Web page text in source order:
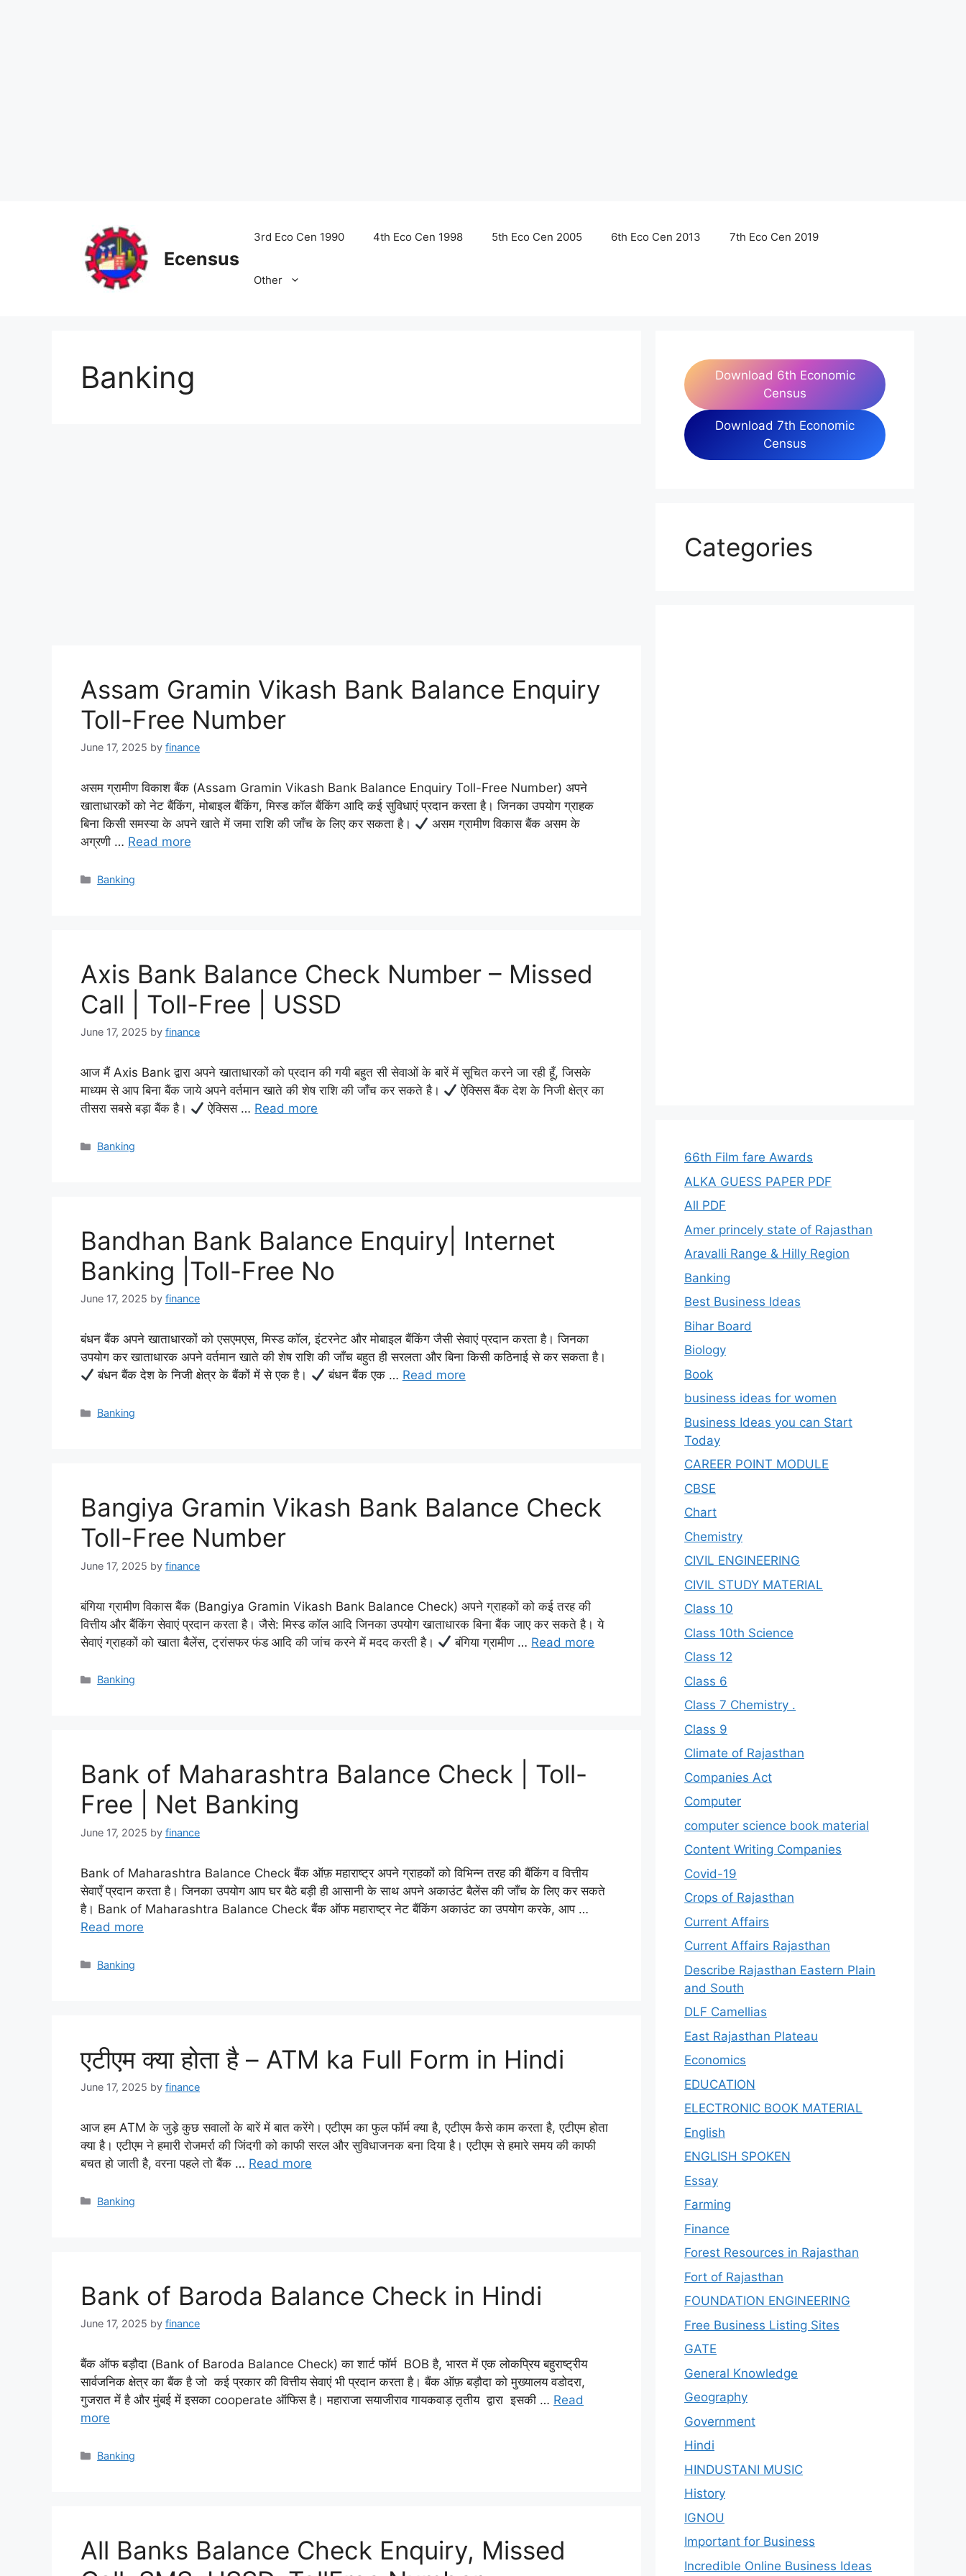
Ecensus
3rd Eco Cen 1990 4th Eco Cen 1998 5th Eco Cen 2005 6th Eco Cen 2013 7th Eco Cen 2019
Other
Banking
Assam Gramin Vikash Bank Balance Enquiry
Toll-Free Number
June 17, 2025 by finance
असम ग्रामीण विकाश बैंक (Assam Gramin Vikash Bank Balance Enquiry Toll-Free Number) अपने
खाताधारकों को नेट बैंकिंग, मोबाइल बैंकिंग, मिस्ड कॉल बैंकिंग आदि कई सुविधाएं प्रदान करता है। जिनका उपयोग ग्राहक
बिना किसी समस्या के अपने खाते में जमा राशि की जाँच के लिए कर सकता है।
असम ग्रामीण विकास बैंक असम के
अग्रणी … Read more
Categories
Banking
Axis Bank Balance Check Number – Missed
Call | Toll-Free | USSD
June 17, 2025 by finance
आज मैं Axis Bank द्वारा अपने खाताधारकों को प्रदान की गयी बहुत सी सेवाओं के बारें में सूचित करने जा रही हूँ, जिसके
माध्यम से आप बिना बैंक जाये अपने वर्तमान खाते की शेष राशि की जाँच कर सकते है।
ऐक्सिस बैंक देश के निजी क्षेत्र का
तीसरा सबसे बड़ा बैंक है।
ऐक्सिस … Read more
Categories
Banking
Bandhan Bank Balance Enquiry| Internet
Banking |Toll-Free No
June 17, 2025 by finance
बंधन बैंक अपने खाताधारकों को एसएमएस, मिस्ड कॉल, इंटरनेट और मोबाइल बैंकिंग जैसी सेवाएं प्रदान करता है। जिनका
उपयोग कर खाताधारक अपने वर्तमान खाते की शेष राशि की जाँच बहुत ही सरलता और बिना किसी कठिनाई से कर सकता है।
बंधन बैंक देश के निजी क्षेत्र के बैंकों में से एक है।
बंधन बैंक एक … Read more
Categories
Banking
Bangiya Gramin Vikash Bank Balance Check
Toll-Free Number
June 17, 2025 by finance
बंगिया ग्रामीण विकास बैंक (Bangiya Gramin Vikash Bank Balance Check) अपने ग्राहकों को कई तरह की
वित्तीय और बैंकिंग सेवाएं प्रदान करता है। जैसे: मिस्ड कॉल आदि जिनका उपयोग खाताधारक बिना बैंक जाए कर सकते है। ये
सेवाएं ग्राहकों को खाता बैलेंस, ट्रांसफर फंड आदि की जांच करने में मदद करती है।
बंगिया ग्रामीण … Read more
Categories
Banking
Bank of Maharashtra Balance Check | Toll-
Free | Net Banking
June 17, 2025 by finance
Bank of Maharashtra Balance Check बैंक ऑफ़ महाराष्ट्र अपने ग्राहकों को विभिन्न तरह की बैंकिंग व वित्तीय
सेवाएँ प्रदान करता है। जिनका उपयोग आप घर बैठे बड़ी ही आसानी के साथ अपने अकाउंट बैलेंस की जाँच के लिए कर सकते
है। Bank of Maharashtra Balance Check बैंक ऑफ महाराष्ट्र नेट बैंकिंग अकाउंट का उपयोग करके, आप …
Read more
Categories
Banking
एटीएम क्या होता है – ATM ka Full Form in Hindi
June 17, 2025 by finance
आज हम ATM के जुड़े कुछ सवालों के बारें में बात करेंगे। एटीएम का फुल फॉर्म क्या है, एटीएम कैसे काम करता है, एटीएम होता
क्या है। एटीएम ने हमारी रोजमर्रा की जिंदगी को काफी सरल और सुविधाजनक बना दिया है। एटीएम से हमारे समय की काफी
बचत हो जाती है, वरना पहले तो बैंक … Read more
Categories
Banking
Bank of Baroda Balance Check in Hindi
June 17, 2025 by finance
बैंक ऑफ बड़ौदा (Bank of Baroda Balance Check) का शार्ट फॉर्म BOB है, भारत में एक लोकप्रिय बहुराष्ट्रीय
सार्वजनिक क्षेत्र का बैंक है जो कई प्रकार की वित्तीय सेवाएं भी प्रदान करता है। बैंक ऑफ़ बड़ौदा को मुख्यालय वडोदरा,
गुजरात में है और मुंबई में इसका cooperate ऑफिस है। महाराजा सयाजीराव गायकवाड़ तृतीय द्वारा इसकी … Read
more
Categories
Banking
All Banks Balance Check Enquiry, Missed
Download 6th Economic
Census
Download 7th Economic
Census
Categories
66th Film fare Awards
ALKA GUESS PAPER PDF
All PDF
Amer princely state of Rajasthan
Aravalli Range & Hilly Region
Banking
Best Business Ideas
Bihar Board
Biology
Book
business ideas for women
Business Ideas you can Start
Today
CAREER POINT MODULE
CBSE
Chart
Chemistry
CIVIL ENGINEERING
CIVIL STUDY MATERIAL
Class 10
Class 10th Science
Class 12
Class 6
Class 7 Chemistry .
Class 9
Climate of Rajasthan
Companies Act
Computer
computer science book material
Content Writing Companies
Covid-19
Crops of Rajasthan
Current Affairs
Current Affairs Rajasthan
Describe Rajasthan Eastern Plain
and South
DLF Camellias
East Rajasthan Plateau
Economics
EDUCATION
ELECTRONIC BOOK MATERIAL
English
ENGLISH SPOKEN
Essay
Farming
Finance
Forest Resources in Rajasthan
Fort of Rajasthan
FOUNDATION ENGINEERING
Free Business Listing Sites
GATE
General Knowledge
Geography
Government
Hindi
HINDUSTANI MUSIC
History
IGNOU
Important for Business
Incredible Online Business Ideas